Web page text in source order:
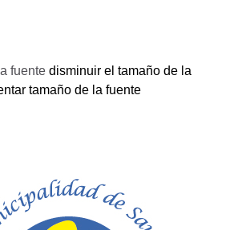
fuente disminuir el tamaño de la
tamaño de la fuente